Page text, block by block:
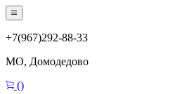
+7(967)292-88-33
МО, Домодедово
()